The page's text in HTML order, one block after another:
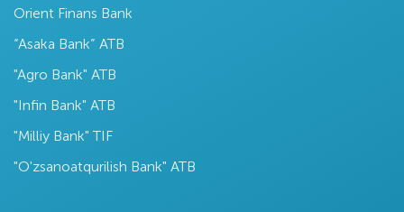
Orient Finans Bank
“Asaka Bank” ATB
"Agro Bank" ATB
"Infin Bank" ATB
"Milliy Bank" TIF
"O'zsanoatqurilish Bank" ATB